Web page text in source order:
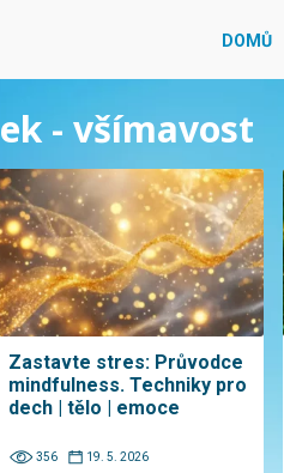
DOMŮ
- všímavost
Zastavte stres: Průvodce
mindfulness. Techniky pro
dech | tělo | emoce
356 19. 5. 2026